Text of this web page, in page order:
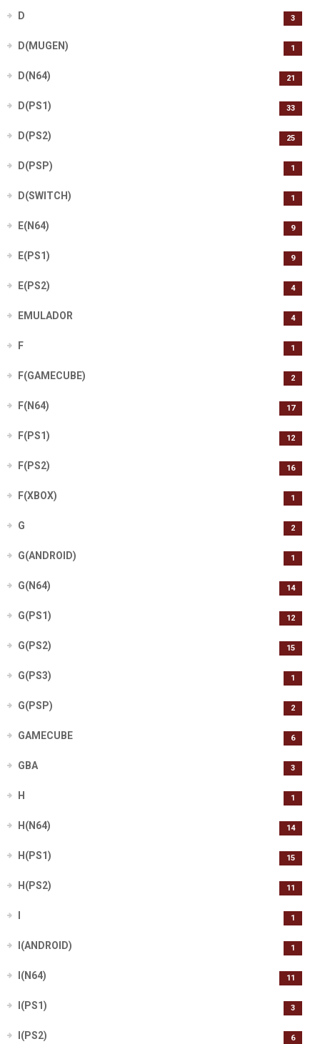
D 3
D(MUGEN) 1
D(N64) 21
D(PS1) 33
D(PS2) 25
D(PSP) 1
D(SWITCH) 1
E(N64) 9
E(PS1) 9
E(PS2) 4
EMULADOR 4
F 1
F(GAMECUBE) 2
F(N64) 17
F(PS1) 12
F(PS2) 16
F(XBOX) 1
G 2
G(ANDROID) 1
G(N64) 14
G(PS1) 12
G(PS2) 15
G(PS3) 1
G(PSP) 2
GAMECUBE 6
GBA 3
H 1
H(N64) 14
H(PS1) 15
H(PS2) 11
1
I(ANDROID) 1
I(N64) 11
I(PS1) 3
I(PS2) 6